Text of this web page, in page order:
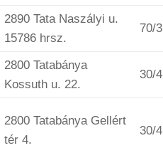
2890 Tata Naszályi u.
15786 hrsz.
70/
2800 Tatabánya
Kossuth u. 22.
30/
2800 Tatabánya Gellért
tér 4.
30/